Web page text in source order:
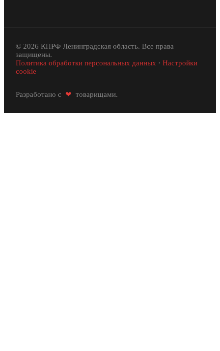
© 2026 КПРФ Ленинградская область. Все права
защищены.
Политика обработки персональных данных · Настройки
cookie
Разработано с ❤ товарищами.